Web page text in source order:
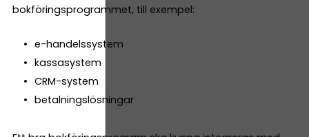
bokföringsprogrammet, till exempel:
e-handelssystem
kassasystem
CRM-system
betalningslösningar